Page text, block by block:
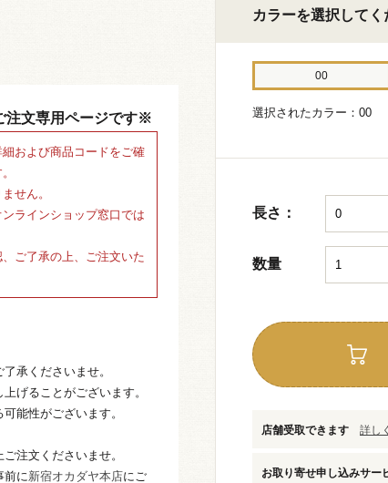
注文専用ページです※
および商品コードをご確
せん。
ラインショップ窓口では
ご了承の上、ご注文いた
承くださいませ。
げることがございます。
能性がございます。
注文くださいませ。
前に 新宿オカダヤ本店にご
カラーを選択してく
00
選択されたカラー：00
長さ：
数量
店舗受取できます 詳し
お取り寄せ申し込みサ